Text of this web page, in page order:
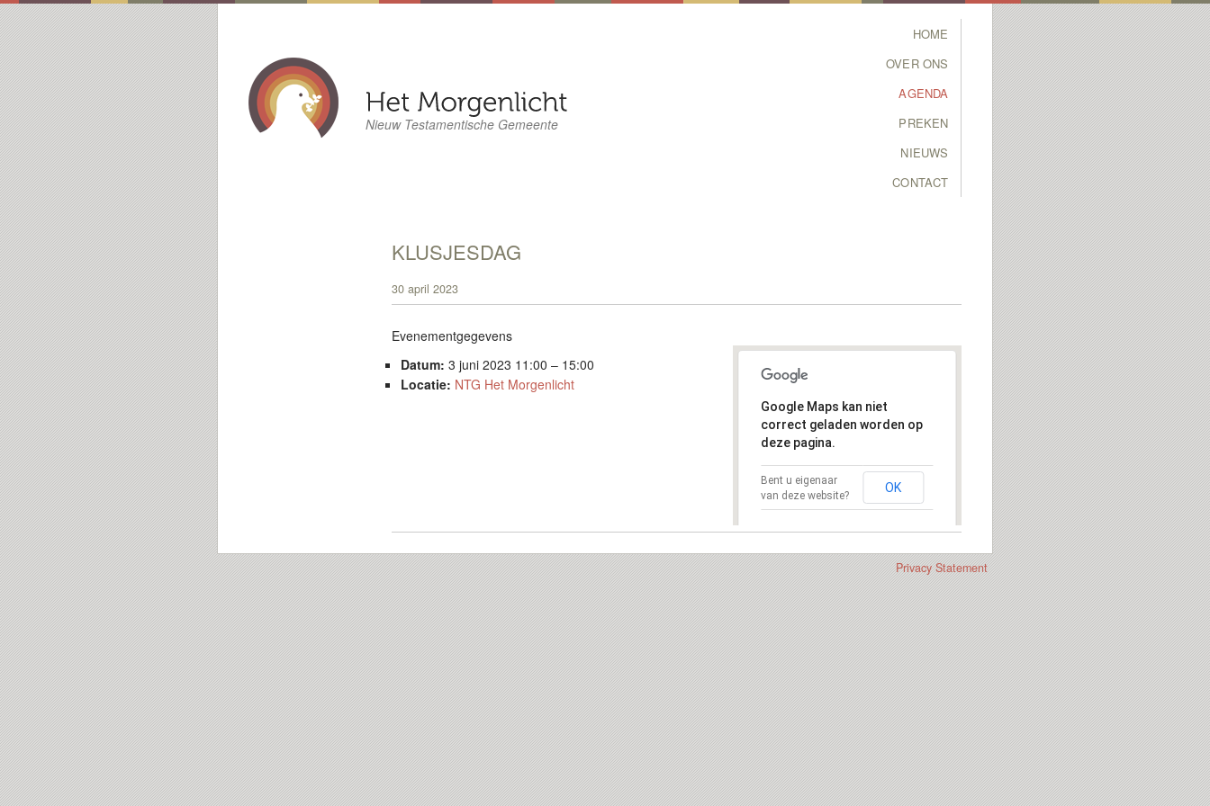
Nieuw Testamentische Gemeente
SKIP TO PRIMARY
CONTENT
SKIP TO SECONDARY
CONTENT
HOME
OVER ONS
AGENDA
PREKEN
NIEUWS
CONTACT
KLUSJESDAG
30 april 2023
Evenementgegevens
Datum: 3 juni 2023 11:00 – 15:00
Locatie: NTG Het Morgenlicht
Google Maps kan niet
correct geladen worden op
deze pagina.
Bent u eigenaar
van deze website?
OK
Privacy Statement